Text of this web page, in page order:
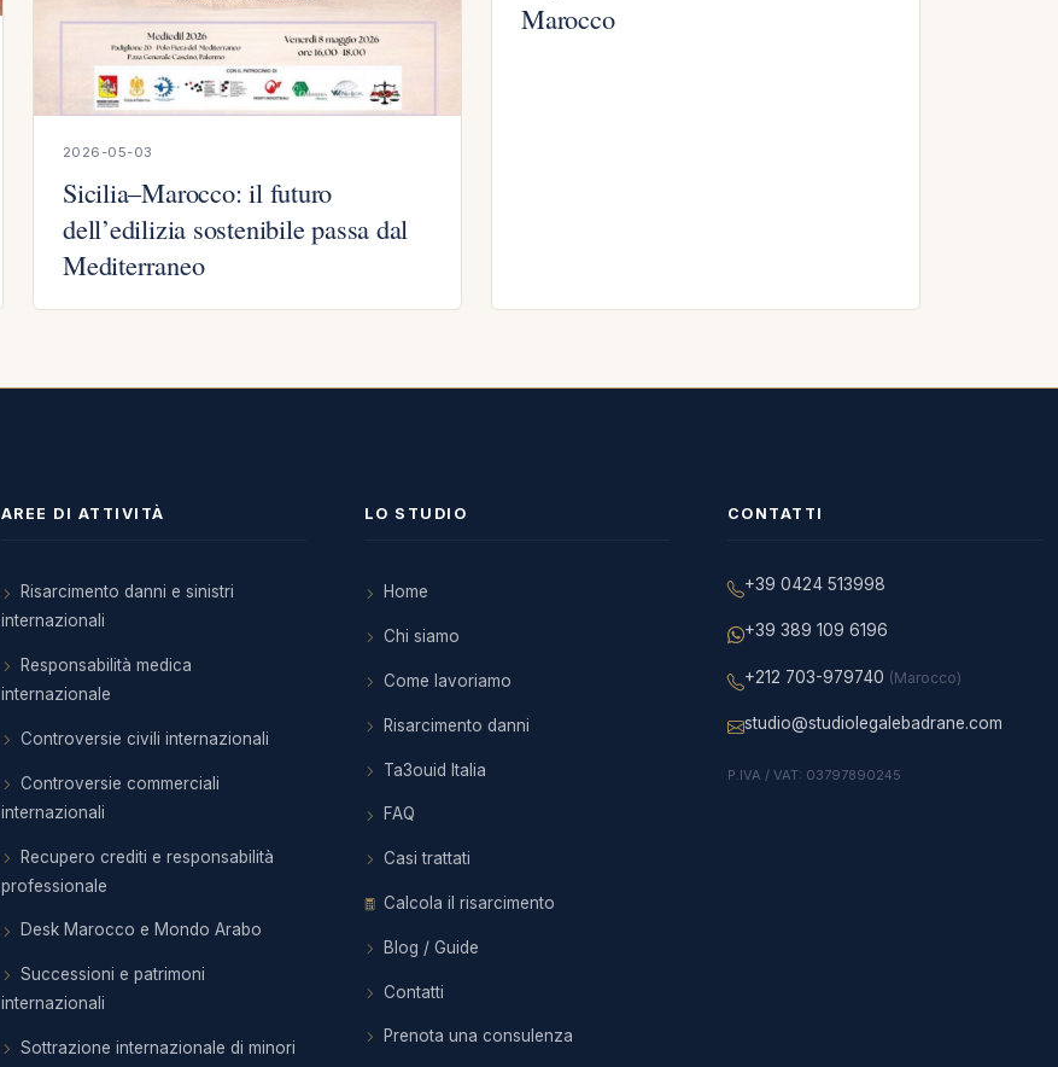
2026-05-03
Sicilia–Marocco: il futuro
dell’edilizia sostenibile passa dal
Mediterraneo
Marocco
AREE DI ATTIVITÀ
Risarcimento danni e sinistri
internazionali
Responsabilità medica
internazionale
Controversie civili internazionali
Controversie commerciali
internazionali
Recupero crediti e responsabilità
professionale
Desk Marocco e Mondo Arabo
Successioni e patrimoni
internazionali
Sottrazione internazionale di minori
LO STUDIO
Home
Chi siamo
Come lavoriamo
Risarcimento danni
Ta3ouid Italia
FAQ
Casi trattati
Calcola il risarcimento
Blog / Guide
Contatti
Prenota una consulenza
CONTATTI
+39 0424 513998
+39 389 109 6196
+212 703-979740 (Marocco)
studio@studiolegalebadrane.com
P.IVA / VAT: 03797890245